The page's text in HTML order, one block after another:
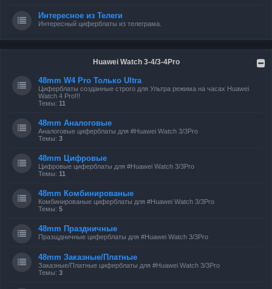
Интересное из Телеги
Интересный циферблаты из телеграма.
Huawei Watch 3-4/3-4Pro
48mm W4 Pro Только Ultra
Циферблаты созданные строго для Ультра режима на часах Huawei
Watch 4 Pro!!!
Темы: 11
48mm Аналоговые
Аналоговые циферблаты для #Huawei Watch 3/3Pro
Темы: 3
48mm Цифровые
Цифровые циферблаты для #Huawei Watch 3/3Pro
Темы: 11
48mm Комбинированые
Комбинированые циферблаты для #Huawei Watch 3/3Pro
Темы: 5
48mm Праздничные
Празщдничные циферблаты для #Huawei Watch 3/3Pro
48mm Заказные/Платные
Заказные/Платные циферблаты для #Huawei Watch 3/3Pro
Темы: 3